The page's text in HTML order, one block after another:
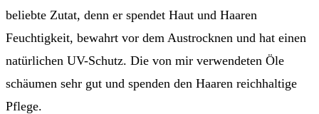
beliebte Zutat, denn er spendet Haut und Haaren
Feuchtigkeit, bewahrt vor dem Austrocknen und hat einen
natürlichen UV-Schutz. Die von mir verwendeten Öle
schäumen sehr gut und spenden den Haaren reichhaltige
Pflege.